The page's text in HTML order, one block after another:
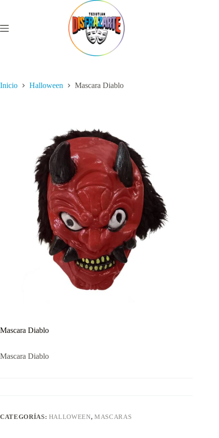
Inicio Halloween Mascara Diablo
Mascara Diablo
Mascara Diablo
CATEGORÍAS: HALLOWEEN, MASCARAS